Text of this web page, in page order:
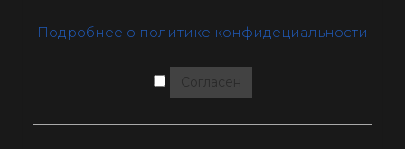
Подробнее о политике конфидециальности
Согласен